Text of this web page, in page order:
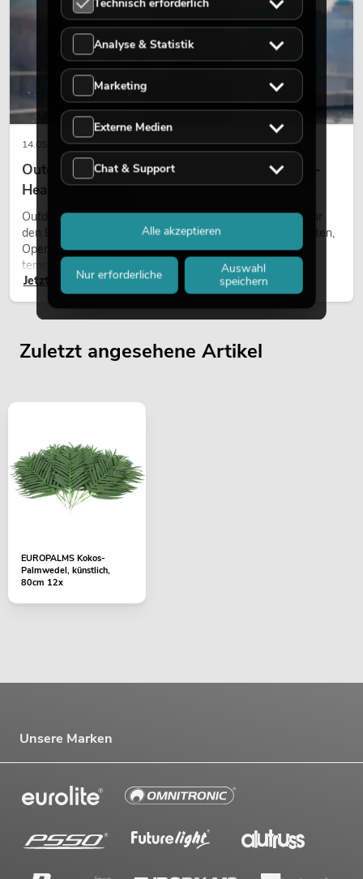
14.05.2026
Outdoor Moving-Heads: Wetterfeste Moving-
Heads bei Events
Outdoor Moving-Heads sind bewegliche Scheinwerfer für
den Einsatz im Freien. Sie werden bei Festivals, Stadtfesten,
Open-Air-Konzerten, Architekturinszenierungen und
temporären Außeninstallationen eingesetzt.
Jetzt lesen
Zuletzt angesehene Artikel
EUROPALMS Kokos-
Palmwedel, künstlich,
80cm 12x
Unsere Marken
Analyse & Statistik
Marketing
Externe Medien
Chat & Support
Nur erforderliche
Auswahl
speichern
Alle akzeptieren